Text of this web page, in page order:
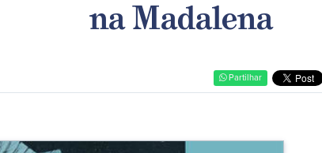
na Madalena
Partilhar